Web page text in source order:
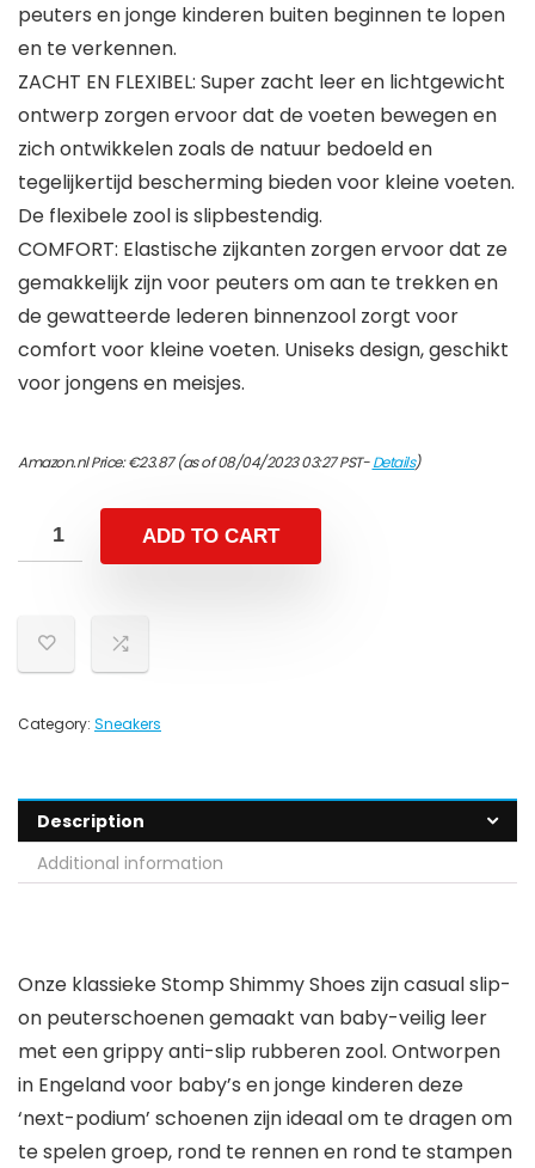
peuters en jonge kinderen buiten beginnen te lopen
en te verkennen.
ZACHT EN FLEXIBEL: Super zacht leer en lichtgewicht
ontwerp zorgen ervoor dat de voeten bewegen en
zich ontwikkelen zoals de natuur bedoeld en
tegelijkertijd bescherming bieden voor kleine voeten.
De flexibele zool is slipbestendig.
COMFORT: Elastische zijkanten zorgen ervoor dat ze
gemakkelijk zijn voor peuters om aan te trekken en
de gewatteerde lederen binnenzool zorgt voor
comfort voor kleine voeten. Uniseks design, geschikt
voor jongens en meisjes.
Amazon.nl Price:€23.87(as of 08/04/2023 03:27 PST-Details)
ADD TO CART
Category: Sneakers
Description
Additional information
Onze klassieke Stomp Shimmy Shoes zijn casual slip-
on peuterschoenen gemaakt van baby-veilig leer
met een grippy anti-slip rubberen zool. Ontworpen
in Engeland voor baby’s en jonge kinderen deze
‘next-podium’ schoenen zijn ideaal om te dragen om
te spelen groep, rond te rennen en rond te stampen